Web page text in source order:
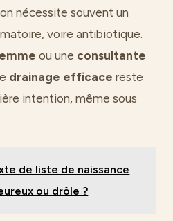
nécessite souvent un
voire antibiotique.
ou une consultante
drainage efficace reste
intention, même sous
de liste de naissance
ou drôle ?